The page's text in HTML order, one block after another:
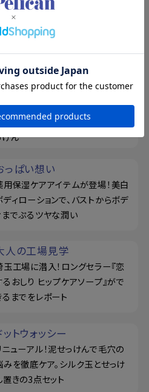
まで！夏の素肌を、もっと好き
になる。新規会員登録で500ポイン
プレゼント
渋のちからを、味方につけ
タつきやお肌のニオイが気になり
ちな季節に！カキタンニン配合せ
けん
っぱい想い
用保湿ケアアイテムが登場！美白
ディローションで、バストからボデ
までぷるツヤな潤い
人の工場見学
玉工場に潜入！ロングセラー『恋
るおしり ヒップケアソープ』がで
るまでをレポート
ットウォッシー
ニューアル！泥せっけんで毛穴の
みを徹底ケア。シルク玉とせっけ
置きの3点セット